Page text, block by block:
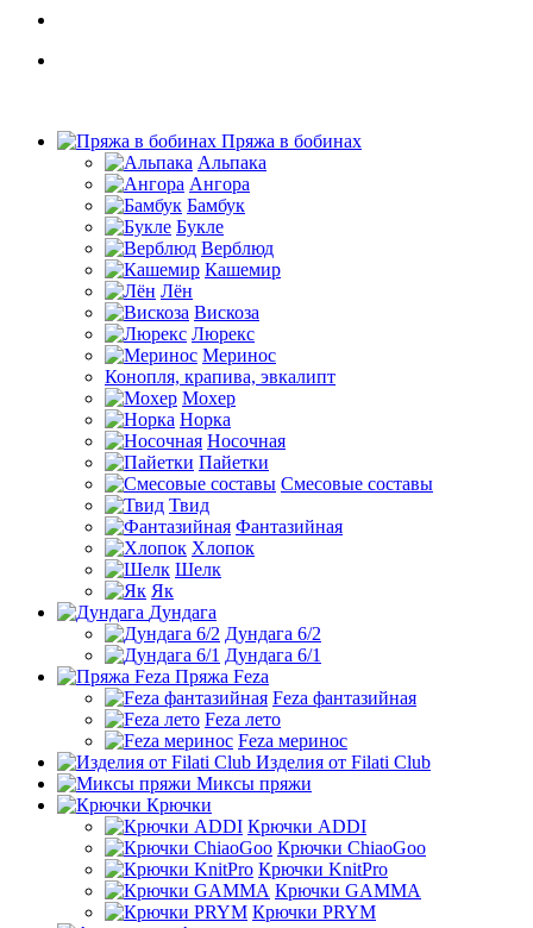
Пряжа в бобинах
Альпака
Ангора
Бамбук
Букле
Верблюд
Кашемир
Лён
Вискоза
Люрекс
Меринос
Конопля, крапива, эвкалипт
Мохер
Норка
Носочная
Пайетки
Смесовые составы
Твид
Фантазийная
Хлопок
Шелк
Як
Дундага
Дундага 6/2
Дундага 6/1
Пряжа Feza
Feza фантазийная
Feza лето
Feza меринос
Изделия от Filati Club
Миксы пряжи
Крючки
Крючки ADDI
Крючки ChiaoGoo
Крючки KnitPro
Крючки GAMMA
Крючки PRYM